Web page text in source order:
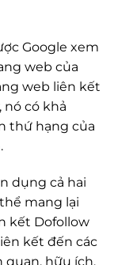
Google xem
web của
web liên kết
có khả
thứ hạng của
dụng cả hai
mang lại
kết Dofollow
kết đến các
quan, hữu ích,